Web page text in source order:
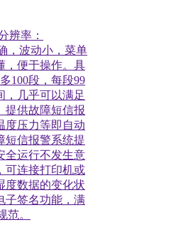
辨率：
，波动小，菜单
，便于操作。具
100段，每段99
，几乎可以满足
提供故障短信报
度压力等即自动
短信报警系统提
全运行不发生意
可连接打印机或
度数据的变化状
子签名功能，满
范。